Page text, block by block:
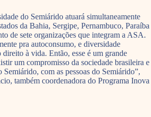
do Semiárido atuará simultaneamente
da Bahia, Sergipe, Pernambuco, Paraíba
de sete organizações que integram a ASA.
pra autoconsumo, e diversidade
à vida. Então, esse é um grande
um compromisso da sociedade brasileira e
com as pessoas do Semiárido”,
também coordenadora do Programa Inova